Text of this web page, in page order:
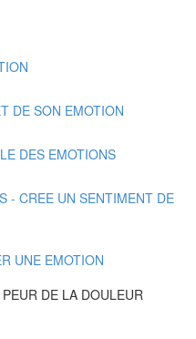
DE SON EMOTION
DES EMOTIONS
- CREE UN SENTIMENT DE
UNE EMOTION
DE LA DOULEUR